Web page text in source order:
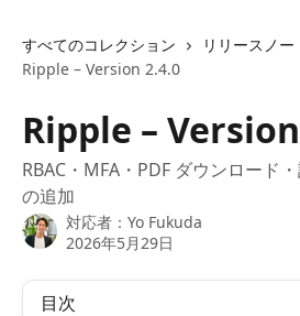
すべてのコレクション
リリースノー
Ripple – Version 2.4.0
Ripple –
RBAC・MFA・PDF ダウンロード
の追加
対応者： Yo Fukuda
2026年5月29日
目次